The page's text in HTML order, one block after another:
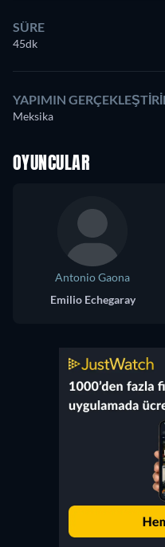
SÜRE
45dk
YAPIMIN
Meksika
OYUNCULAR
Antonio Gaona
Emilio Echegaray